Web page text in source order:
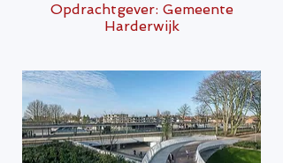
Opdrachtgever: Gemeente
Harderwijk